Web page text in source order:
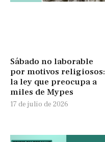
Sábado no laborable
por motivos religiosos:
la ley que preocupa a
miles de Mypes
17 de julio de 2026